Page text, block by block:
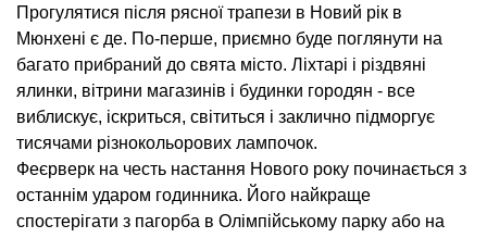
Прогулятися після рясної трапези в Новий рік в
Мюнхені є де. По-перше, приємно буде поглянути на
багато прибраний до свята місто. Ліхтарі і різдвяні
ялинки, вітрини магазинів і будинки городян - все
виблискує, іскриться, світиться і заклично підморгує
тисячами різнокольорових лампочок.
Феєрверк на честь настання Нового року починається з
останнім ударом годинника. Його найкраще
спостерігати з пагорба в Олімпійському парку або на